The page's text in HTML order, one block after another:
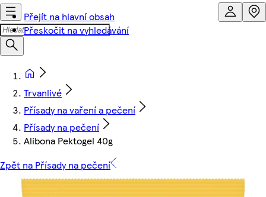
Přejít na hlavní obsah
Přeskočit na vyhledávání
Trvanlivé
Přísady na vaření a pečení
Přísady na pečení
Alibona Pektogel 40g
Zpět na Přísady na pečení